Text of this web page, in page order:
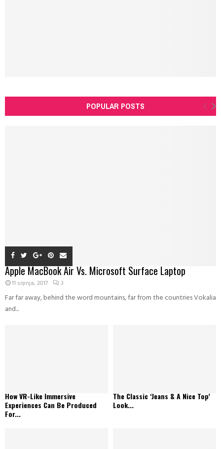
POPULAR POSTS
Apple MacBook Air Vs. Microsoft Surface Laptop
11 srpnja, 2017 3
Far far away, behind the word mountains, far from the countries Vokalia
and...
How VR-Like Immersive
Experiences Can Be Produced
For...
The Classic ‘Jeans & A Nice Top’
Look...